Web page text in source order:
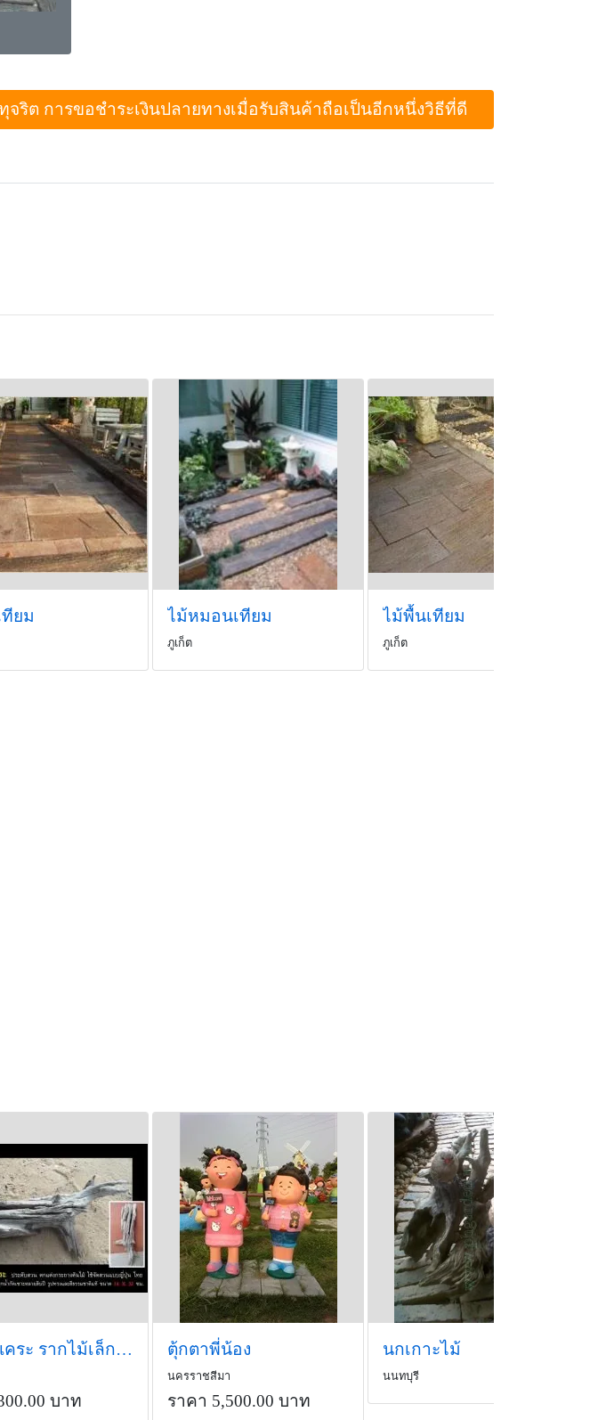
ริต การขอชำระเงินปลายทางเมื่อรับสินค้าถือเป็นอีกหนึ่งวิธีที่ดี
ยม ไม้หมอนเทียม
ภูเก็ต
ไม้พื้นเทียม
ภูเก็ต
ตอไม้แคระ รากไม้เล็ก ตกแต่งสวน น่ารักๆ ธรรมชาติ
บาท
ตุ้กตาพี่น้อง
นครราชสีมา
ราคา 5,500.00 บาท
นกเกาะไม้
นนทบุรี